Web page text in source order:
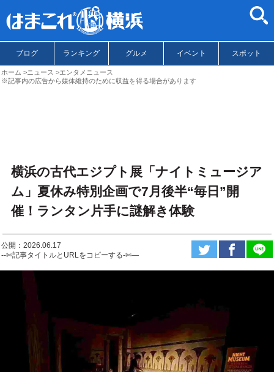
ブログ ランキング グルメ イベント スポット
ホーム ニュース
エンタメニュース
※記事内の広告から媒体維持のために収益を得る場合があります
横浜の古代エジプト展「ナイトミュージア
ム」夏休み特別企画で7月後半“毎日”開
催！ランタン片手に謎解き体験
公開：2026.06.17
--✄記事タイトルとURLをコピーする-✄—